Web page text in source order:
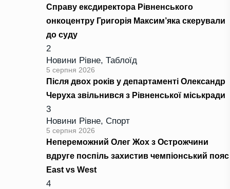
Справу ексдиректора Рівненського
онкоцентру Григорія Максим’яка скерували
до суду
2
Новини Рівне, Таблоїд
5 серпня 2026
Після двох років у департаменті Олександр
Черуха звільнився з Рівненської міськради
3
Новини Рівне, Спорт
5 серпня 2026
Непереможний Олег Жох з Острожчини
вдруге поспіль захистив чемпіонський пояс
East vs West
4